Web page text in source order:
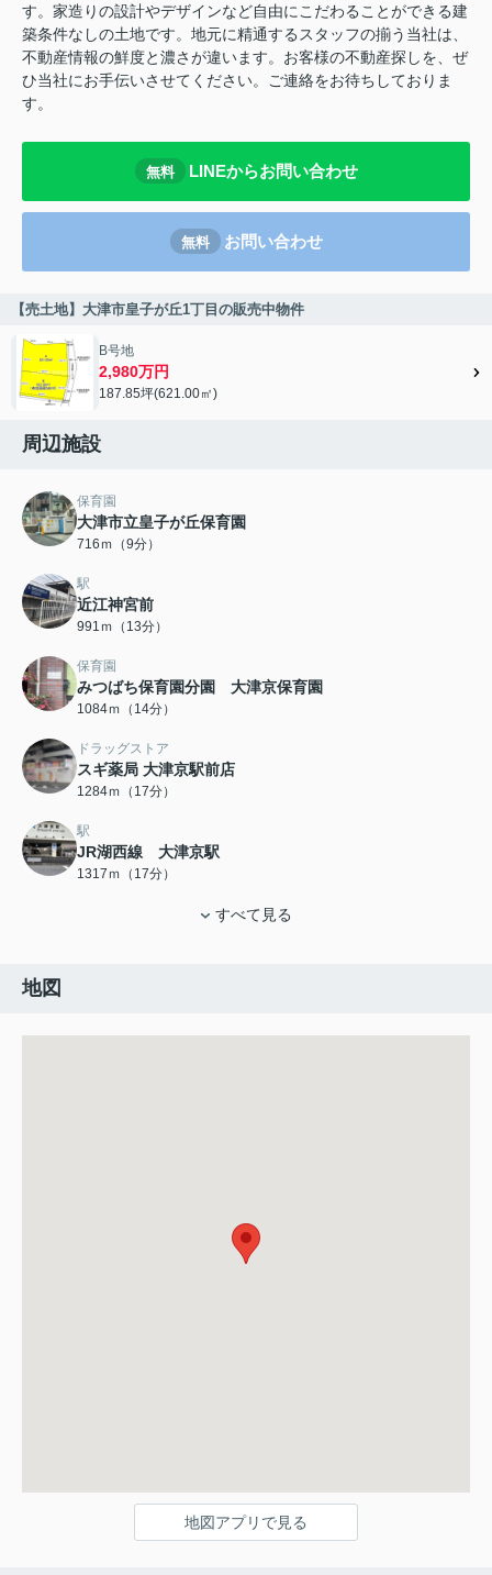
す。家造りの設計やデザインなど自由にこだわることができる建
築条件なしの土地です。地元に精通するスタッフの揃う当社は、
不動産情報の鮮度と濃さが違います。お客様の不動産探しを、ぜ
ひ当社にお手伝いさせてください。ご連絡をお待ちしておりま
す。
無料 LINEからお問い合わせ
無料 お問い合わせ
【売土地】大津市皇子が丘1丁目の販売中物件
B号地
2,980万円
187.85坪(621.00㎡)
周辺施設
保育園
大津市立皇子が丘保育園
716ｍ（9分）
駅
近江神宮前
991ｍ（13分）
保育園
みつばち保育園分園 大津京保育園
1084ｍ（14分）
ドラッグストア
スギ薬局 大津京駅前店
1284ｍ（17分）
駅
JR湖西線 大津京駅
1317ｍ（17分）
すべて見る
地図
地図アプリで見る